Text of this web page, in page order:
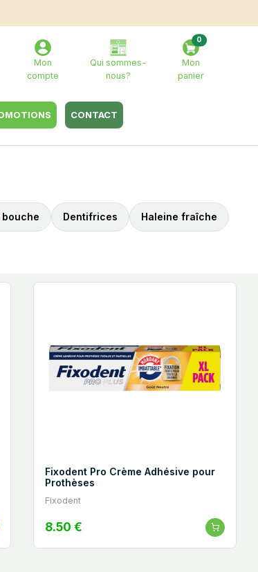
Mon
compte
Qui sommes-
nous?
0
Mon
panier
CONTACT
bouche Dentifrices Haleine fraîche
Fixodent Pro Crème Adhésive pour
Prothèses
Fixodent
8.50 €